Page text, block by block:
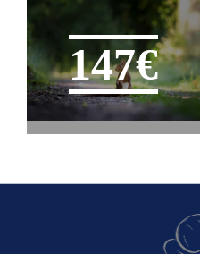
147€